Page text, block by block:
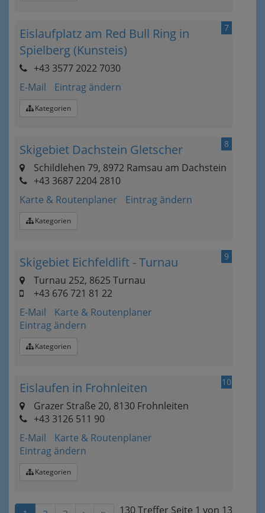
7
Eislaufplatz am Red Bull Ring in
Spielberg (Kunsteis)
+43 3577 2022 7030
E-Mail
Eintrag ändern
Kategorien
8
Skigebiet Dachstein Gletscher
Schildlehen 79, 8972 Ramsau am Dachstein
+43 3687 2204 2810
Karte & Routenplaner
Eintrag ändern
Kategorien
9
Skigebiet Eichfeldlift - Turnau
Turnau 252, 8625 Turnau
+43 676 721 81 22
E-Mail
Karte & Routenplaner
Eintrag ändern
Kategorien
10
Eislaufen in Frohnleiten
Grazer Straße 20, 8130 Frohnleiten
+43 3126 511 90
E-Mail
Karte & Routenplaner
Eintrag ändern
Kategorien
130 Treffer Seite 1 von 13